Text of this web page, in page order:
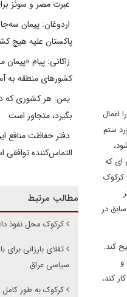
اعمال
ستم
ای که
کرکوک
در
کند.
و
کند،
عبرت مصر و سوئز
اردوغان: پیمان
پاکستان علیه هیچ
زاکانی: پیام
کشورهای منطقه به
یمن: هر کشوری که در
بگیرد، متجاوز است
دفتر حفاظت منافع
التماس‌کننده
مطالب مرتبط
کرکوک محل نفوذ
تقلای بارزانی
سیاسی عراق
کرکوک به طور کامل